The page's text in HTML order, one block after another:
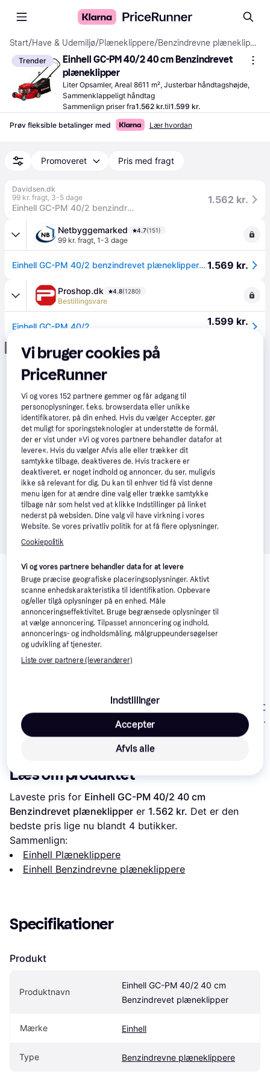
Start/Have & Udemiljø/Plæneklippere/ Benzindrevne plæneklippere
Trender
Einhell GC-PM 40/2 40 cm Benzindrevet
plæneklipper
Liter Opsamler, Areal 8611 m², Justerbar håndtagshøjde,
Sammenklappeligt håndtag
Sammenlign priser fra1.562 kr.til1.599 kr.
Prøv fleksible betalinger med Lær hvordan
Promoveret Pris med fragt
Davidsen.dk
99 kr. fragt, 3-5 dage
Einhell GC-PM 40/2 benzindrevet plæneklipper 40 cm 800 m²
1.562 kr.
Netbyggemarked 4.7(151)
99 kr. fragt, 1-3 dage
Einhell GC-PM 40/2 benzindrevet plæneklipper med opsamler, 40 cm1.569 kr.
Proshop.dk 4.8(1280)
Bestillingsvare
Einhell GC-PM 40/2 1.599 kr.
Annonce
Relaterede produkter
Se vores forslag til andre produkter, der matcher dine
interesser. Vis alle
Benzindrevet
plæneklipper
2.975 kr.
Trender
Einhell GC-PM 46/5 S
Benzindrevet
plæneklipper
2.058 kr.
Husqvarna
Benzindrevet
plæneklipper
3.999 kr.
Læs om produktet
Laveste pris for Einhell GC-PM 40/2 40 cm
Benzindrevet plæneklipper er 1.562 kr. Det er den
bedste pris lige nu blandt 4 butikker.
Sammenlign:
Einhell Plæneklippere
Einhell Benzindrevne plæneklippere
Specifikationer
Produkt
Produktnavn
Einhell GC-PM 40/2 40 cm
Benzindrevet plæneklipper
Mærke Einhell
Type Benzindrevne plæneklippere
Vi bruger cookies på
PriceRunner
Vi og vores152 partnere gemmer og får adgang til
personoplysninger, f.eks. browserdata eller unikke
identifikatorer, på din enhed. Hvis du vælger Accepter, gør
det muligt for sporingsteknologier at understøtte de formål,
der er vist under »Vi og vores partnere behandler datafor at
levere«. Hvis du vælger Afvis alle eller trækker dit
samtykke tilbage, deaktiveres de. Hvis trackere er
deaktiveret, er noget indhold og annoncer, du ser, muligvis
ikke så relevant for dig. Du kan til enhver tid få vist denne
menu igen for at ændre dine valg eller trække samtykke
tilbage når som helst ved at klikke Indstillinger på linket
nederst på websiden. Dine valg vil have virkning i vores
Website. Se vores privatliv politik for at få flere oplysninger.
Cookiepolitik
Vi og vores partnere behandler data for at levere
Bruge præcise geografiske placeringsoplysninger. Aktivt
scanne enhedskarakteristika til identifikation. Opbevare
og/eller tilgå oplysninger på en enhed. Måle
annonceringseffektivitet. Bruge begrænsede oplysninger til
at vælge annoncering. Tilpasset annoncering og indhold,
annoncerings- og indholdsmåling, målgruppeundersøgelser
og udvikling af tjenester.
Liste over partnere (leverandører)
Indstillinger
Afvis alle
Accepter